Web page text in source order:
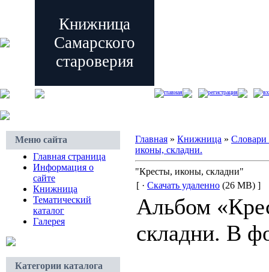
Книжница
Самарского
староверия
главная регистрация
Меню сайта
Главная страница
Информация о
сайте
Книжница
Тематический
каталог
Галерея
Категории каталога
Главная » Книжница » Словари
иконы, складни.
"Кресты, иконы, складни"
[ · Скачать удаленно (26 МВ) ]
Альбом
складни. В